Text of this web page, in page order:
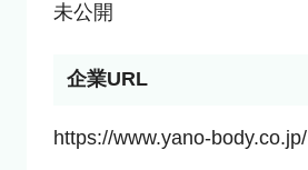
未公開
企業URL
https://www.yano-body.co.jp/